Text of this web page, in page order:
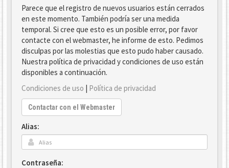
Parece que el registro de nuevos usuarios están cerrados
en este momento. También podría ser una medida
temporal. Si cree que esto es un posible error, por favor
contacte con el webmaster, he informe de esto. Pedimos
disculpas por las molestias que esto pudo haber causado.
Nuestra política de privacidad y condiciones de uso están
disponibles a continuación.
Condiciones de uso | Política de privacidad
Contactar con el Webmaster
Alias:
Contraseña: